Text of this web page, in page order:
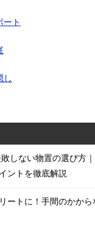
ト
し
敗しない物置の選び方
ントを徹底解説
ートに！手間のかか